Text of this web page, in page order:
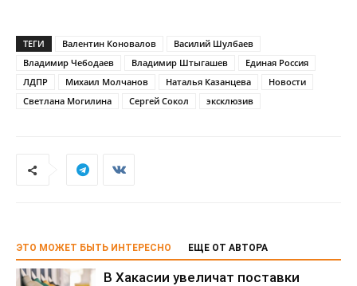
ТЕГИ Валентин Коновалов
Василий Шулбаев
Владимир Чебодаев
Владимир Штыгашев
Единая Россия
ЛДПР
Михаил Молчанов Наталья Казанцева
Новости
Светлана Могилина
Сергей Сокол эксклюзив
ЭТО МОЖЕТ БЫТЬ ИНТЕРЕСНО ЕЩЕ ОТ АВТОРА
В Хакасии увеличат поставки